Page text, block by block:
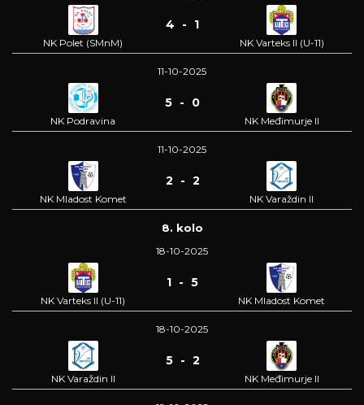
NK Polet (SMnM)
4 - 1
NK Varteks II (U-11)
11-10-2025
NK Podravina
5 - 0
NK Međimurje II
11-10-2025
NK Mladost Komet
2 - 2
NK Varaždin II
8. kolo
18-10-2025
NK Varteks II (U-11)
1 - 5
NK Mladost Komet
18-10-2025
NK Varaždin II
5 - 2
NK Međimurje II